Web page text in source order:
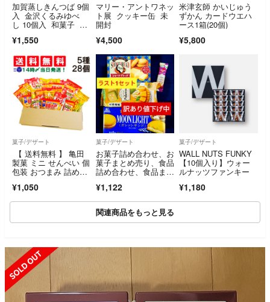
加賀蒸しきんつば 9個
入 金沢くるみゆべ
し 10個入 和菓子 個
¥1,550
マリー・アントワネッ
ト展 クッキー缶 未
開封
¥4,500
米津玄師 かいじゅう
ずかん カードウエハ
ース1箱(20個)
¥5,800
菓子/デザート
【 送料無料 】 亀田
製菓 ミニ せんべい 個
包装 おつまみ 詰め合
ト 5種 A 計28個 まと
め買い
¥1,050
菓子/デザート
お菓子詰め合わせ、お
菓子まとめ売り、食品
詰め合わせ、食品まと
ットサンド、ムーンラ
イトガレットサンド、
クッキー
¥1,122
菓子/デザート
WALL NUTS FUNKY
【10個入り】ウォー
ルナッツファンキー
¥1,180
関連商品をもっと見る
SOLD OUT